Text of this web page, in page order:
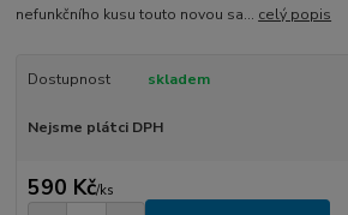
nefunkčního kusu touto novou sa... celý popis
Dostupnost skladem
Nejsme plátci DPH
590 Kč/ks